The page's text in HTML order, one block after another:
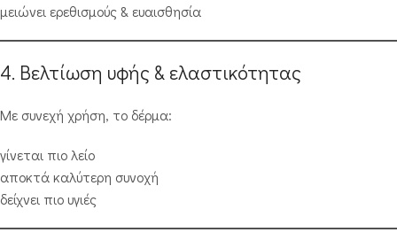
μειώνει ερεθισμούς & ευαισθησία
4. Βελτίωση υφής & ελαστικότητας
Με συνεχή χρήση, το δέρμα:
γίνεται πιο λείο
αποκτά καλύτερη συνοχή
δείχνει πιο υγιές